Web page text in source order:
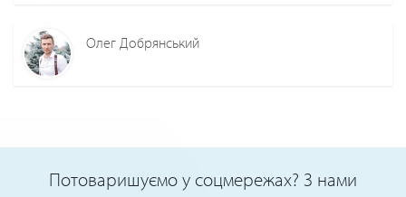
Олег Добрянський
Потоваришуємо у соцмережах? З нами